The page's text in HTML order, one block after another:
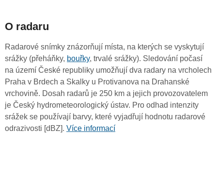
O radaru
Radarové snímky znázorňují místa, na kterých se vyskytují
srážky (přeháňky, bouřky, trvalé srážky). Sledování počasí
na území České republiky umožňují dva radary na vrcholech
Praha v Brdech a Skalky u Protivanova na Drahanské
vrchovině. Dosah radarů je 250 km a jejich provozovatelem
je Český hydrometeorologický ústav. Pro odhad intenzity
srážek se používají barvy, které vyjadřují hodnotu radarové
odrazivosti [dBZ]. Více informací